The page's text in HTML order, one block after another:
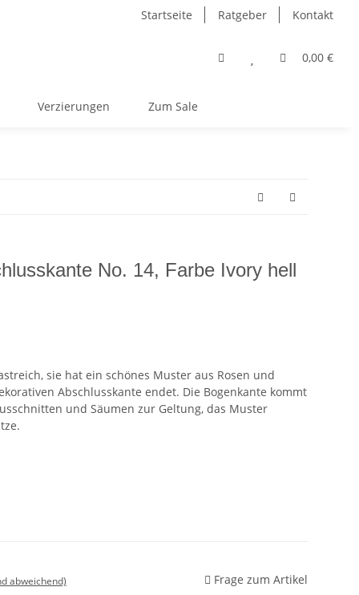
Startseite Ratgeber Kontakt
0,00 €
Verzierungen Zum Sale
No. 14, Farbe Ivory hell
sie hat ein schönes Muster aus Rosen und
Abschlusskante endet. Die Bogenkante kommt
und Säumen zur Geltung, das Muster
abweichend) Frage zum Artikel